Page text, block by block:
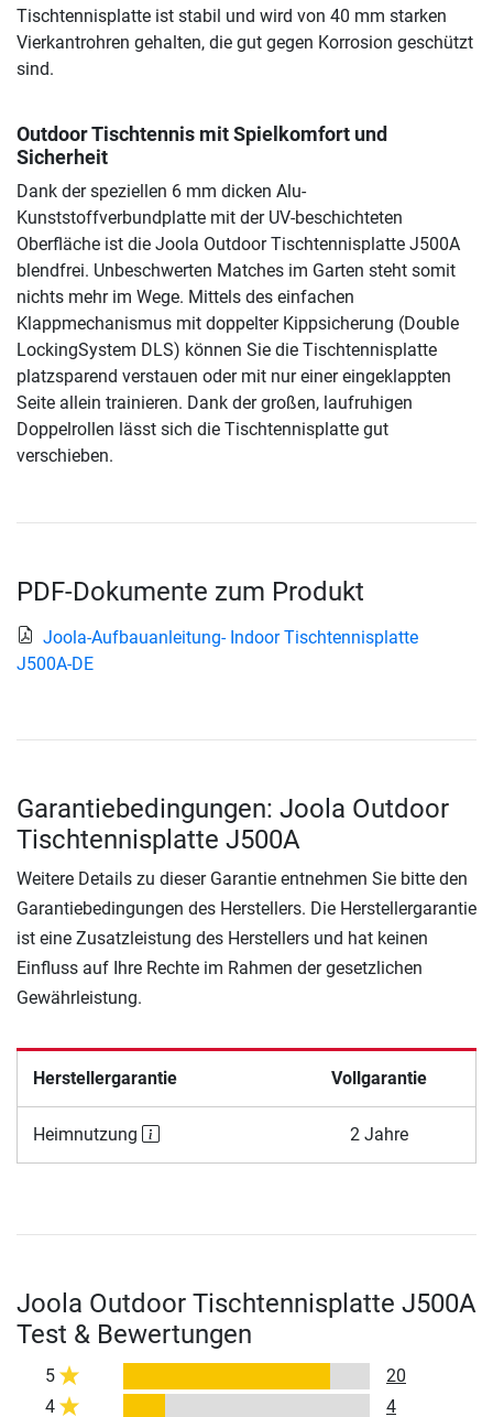
Tischtennisplatte ist stabil und wird von 40 mm starken
Vierkantrohren gehalten, die gut gegen Korrosion geschützt
sind.
Outdoor Tischtennis mit Spielkomfort und
Sicherheit
Dank der speziellen 6 mm dicken Alu-
Kunststoffverbundplatte mit der UV-beschichteten
Oberfläche ist die Joola Outdoor Tischtennisplatte J500A
blendfrei. Unbeschwerten Matches im Garten steht somit
nichts mehr im Wege. Mittels des einfachen
Klappmechanismus mit doppelter Kippsicherung (Double
LockingSystem DLS) können Sie die Tischtennisplatte
platzsparend verstauen oder mit nur einer eingeklappten
Seite allein trainieren. Dank der großen, laufruhigen
Doppelrollen lässt sich die Tischtennisplatte gut
verschieben.
PDF-Dokumente zum Produkt
Joola-Aufbauanleitung- Indoor Tischtennisplatte
J500A-DE
Garantiebedingungen: Joola Outdoor
Tischtennisplatte J500A
Weitere Details zu dieser Garantie entnehmen Sie bitte den
Garantiebedingungen des Herstellers. Die Herstellergarantie
ist eine Zusatzleistung des Herstellers und hat keinen
Einfluss auf Ihre Rechte im Rahmen der gesetzlichen
Gewährleistung.
Herstellergarantie Vollgarantie
Heimnutzung 2 Jahre
Joola Outdoor Tischtennisplatte J500A
Test & Bewertungen
5
20
4
4